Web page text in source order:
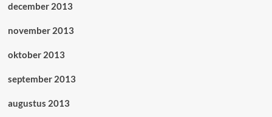
december 2013
november 2013
oktober 2013
september 2013
augustus 2013